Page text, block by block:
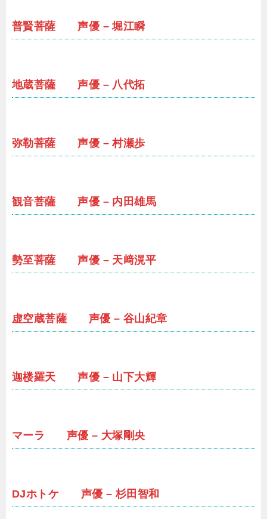
普賢菩薩 声優 – 堀江瞬
地蔵菩薩 声優 – 八代拓
弥勒菩薩 声優 – 村瀬歩
観音菩薩 声優 – 内田雄馬
勢至菩薩 声優 – 天﨑滉平
虚空蔵菩薩 声優 – 谷山紀章
迦楼羅天 声優 – 山下大輝
マーラ 声優 – 大塚剛央
DJホトケ 声優 – 杉田智和